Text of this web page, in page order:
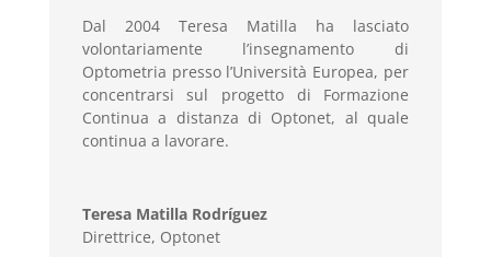
Dal 2004 Teresa Matilla ha lasciato
volontariamente l’insegnamento di
Optometria presso l’Università Europea, per
concentrarsi sul progetto di Formazione
Continua a distanza di Optonet, al quale
continua a lavorare.
Teresa Matilla Rodríguez
Direttrice, Optonet